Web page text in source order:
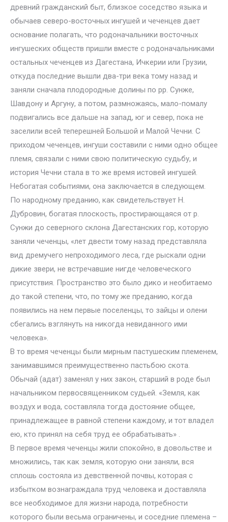
древний гражданский быт, близкое соседство языка и
обычаев северо-восточных ингушей и чеченцев дает
основание полагать, что родоначальники восточных
ингушеских обществ пришли вместе с родоначальниками
остальных чеченцев из Дагестана, Ичкерии или Грузии,
откуда последние вышли два-три века тому назад и
заняли сначала плодородные долины по pp. Сунже,
Шавдону и Аргуну, а потом, размножаясь, мало-помалу
подвигались все дальше на запад, юг и север, пока не
заселили всей теперешней Большой и Малой Чечни. С
приходом чеченцев, ингуши составили с ними одно общее
племя, связали с ними свою политическую судьбу, и
история Чечни стала в то же время истовей ингушей.
Небогатая событиями, она заключается в следующем.
По народному преданию, как свидетельствует Н.
Дубровин, богатая плоскость, простирающаяся от р.
Сунжи до северного склона Дагестанских гор, которую
заняли чеченцы, «лет двести тому назад представляла
вид дремучего непроходимого леса, где рыскали одни
дикие звери, не встречавшие нигде человеческого
присутствия. Пространство это было дико и необитаемо
до такой степени, что, по тому же преданию, когда
появились на нем первые поселенцы, то зайцы и олени
сбегались взглянуть на никогда невиданного ими
человека».
В то время чеченцы были мирным пастушеским племенем,
занимавшимся преимущественно пастьбою скота.
Обычай (адат) заменял у них закон, старший в роде был
начальником первосвященником судьей. «Земля, как
воздух и вода, составляла тогда достояние общее,
принадлежащее в равной степени каждому, и тот владел
ею, кто принял на себя труд ее обрабатывать» .
В первое время чеченцы жили спокойно, в довольстве и
множились, так как земля, которую они заняли, вся
сплошь состояла из девственной почвы, которая с
избытком вознаграждала труд человека и доставляла
все необходимое для жизни народа, потребности
которого были весьма ограничены, и соседние племена –